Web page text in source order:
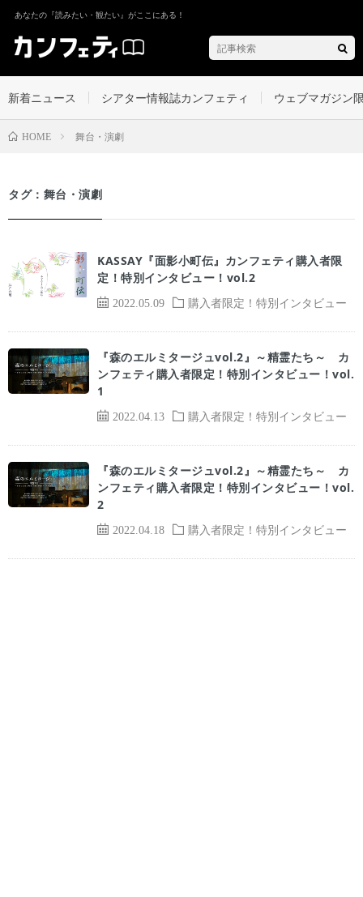
あなたの『読みたい・観たい』がここにある！
新着ニュース シアター情報誌カンフェティ ウェブマガジン
HOME 舞台・演劇
タグ：舞台・演劇
2022.05.09 購入者限定！特別インタビュー
KASSAY『面影小町伝』カンフェティ購入者限
定！特別インタビュー！vol.2
2022.04.13 購入者限定！特別インタビュー
『森のエルミタージュvol.2』～精霊たち～ カ
ンフェティ購入者限定！特別インタビュー！vol.
1
2022.04.18 購入者限定！特別インタビュー
『森のエルミタージュvol.2』～精霊たち～ カ
ンフェティ購入者限定！特別インタビュー！vol.
2